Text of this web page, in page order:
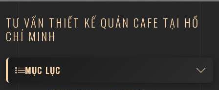
TƯ VẤN THIẾT KẾ QUÁN CAFE TẠI HỒ
CHÍ MINH
MỤC LỤC